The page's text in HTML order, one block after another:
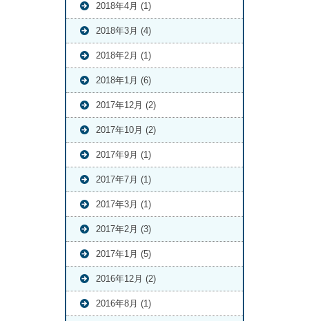
2018年4月 (1)
2018年3月 (4)
2018年2月 (1)
2018年1月 (6)
2017年12月 (2)
2017年10月 (2)
2017年9月 (1)
2017年7月 (1)
2017年3月 (1)
2017年2月 (3)
2017年1月 (5)
2016年12月 (2)
2016年8月 (1)